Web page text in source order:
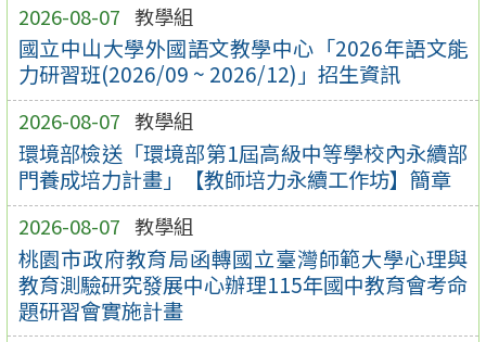
2026-08-07 教學組
國立中山大學外國語文教學中心「2026年語文能
力研習班(2026/09 ~ 2026/12)」招生資訊
2026-08-07 教學組
環境部檢送「環境部第1屆高級中等學校內永續部
門養成培力計畫」【教師培力永續工作坊】簡章
2026-08-07 教學組
桃園市政府教育局函轉國立臺灣師範大學心理與
教育測驗研究發展中心辦理115年國中教育會考命
題研習會實施計畫